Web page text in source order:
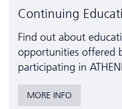
Continuing
Find out about
opportunities offered
participating in
MORE INFO